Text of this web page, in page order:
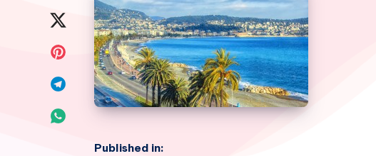
Facebook
Share
Twitter
Share
Pinterest
Share
Published in: